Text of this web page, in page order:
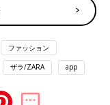
ファッション
ザラ/ZARA app